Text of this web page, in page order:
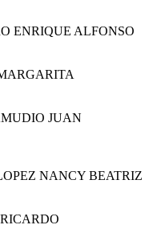
ENRIQUE ALFONSO
JUAN
NANCY BEATRIZ